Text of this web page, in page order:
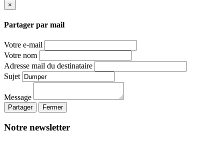
×
Partager par mail
Votre e-mail
Votre nom
Adresse mail du destinataire
Sujet
Message
Partager Fermer
Notre newsletter